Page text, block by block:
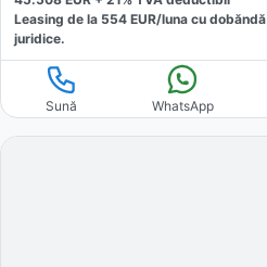
Leasing de la 554 EUR/luna cu dobăndă
juridice.
Sună WhatsApp